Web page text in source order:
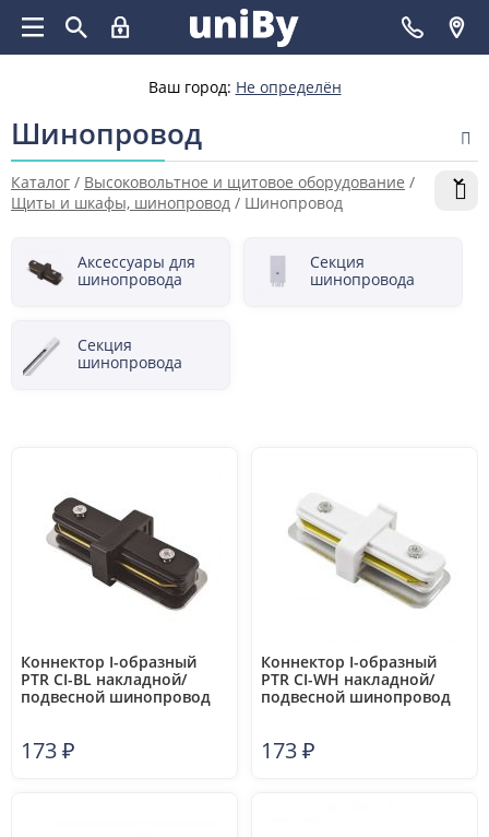
Ваш город: Не определён
Шинопровод
Каталог / Высоковольтное и щитовое оборудование /
Щиты и шкафы, шинопровод / Шинопровод
Аксессуары для
шинопровода
Секция
шинопровода
Секция
шинопровода
Коннектор I-образный
PTR CI-BL накладной/
подвесной шинопровод
173₽
Коннектор I-образный
PTR CI-WH накладной/
подвесной шинопровод
173₽